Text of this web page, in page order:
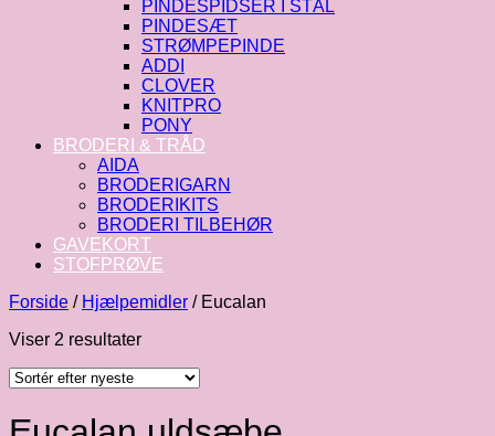
PINDESPIDSER I STÅL
PINDESÆT
STRØMPEPINDE
ADDI
CLOVER
KNITPRO
PONY
BRODERI & TRÅD
AIDA
BRODERIGARN
BRODERIKITS
BRODERI TILBEHØR
GAVEKORT
STOFPRØVE
Forside / Hjælpemidler /Eucalan
Viser 2 resultaterSorteret
seneste